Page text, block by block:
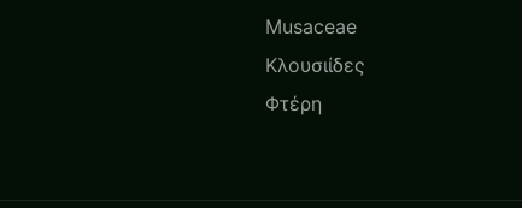
Musaceae
Κλουσιίδες
Φτέρη